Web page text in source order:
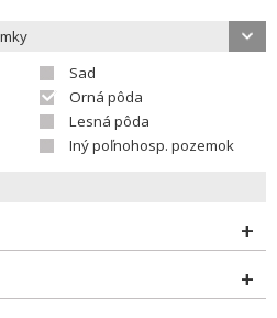
Sad
Orná pôda
Lesná pôda
Iný poľnohosp. pozemok